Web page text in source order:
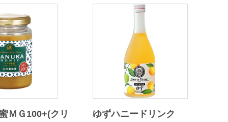
ＭＧ100+(クリ
ゆずハニードリンク